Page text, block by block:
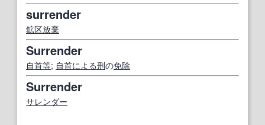
surrender
鉱区放棄
Surrender
自首等; 自首による刑の免除
Surrender
サレンダー